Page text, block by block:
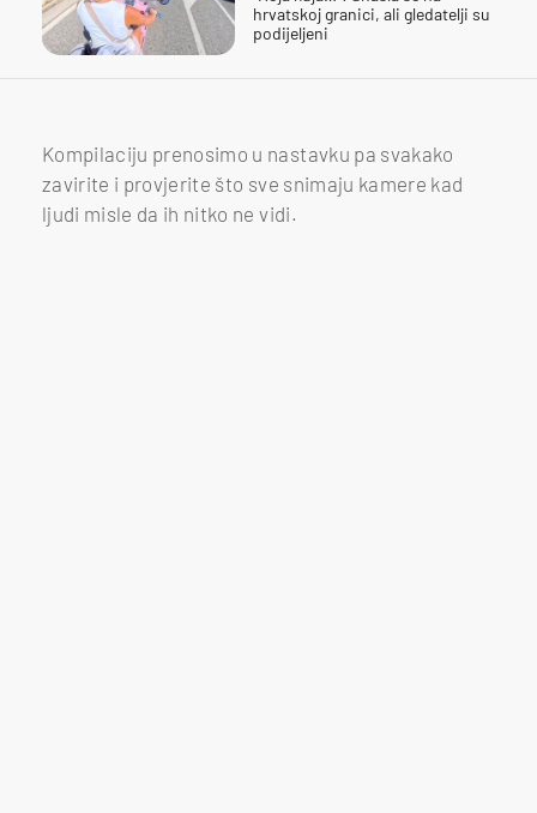
hrvatskoj granici, ali gledatelji su
podijeljeni
Kompilaciju prenosimo u nastavku pa svakako
zavirite i provjerite što sve snimaju kamere kad
ljudi misle da ih nitko ne vidi.